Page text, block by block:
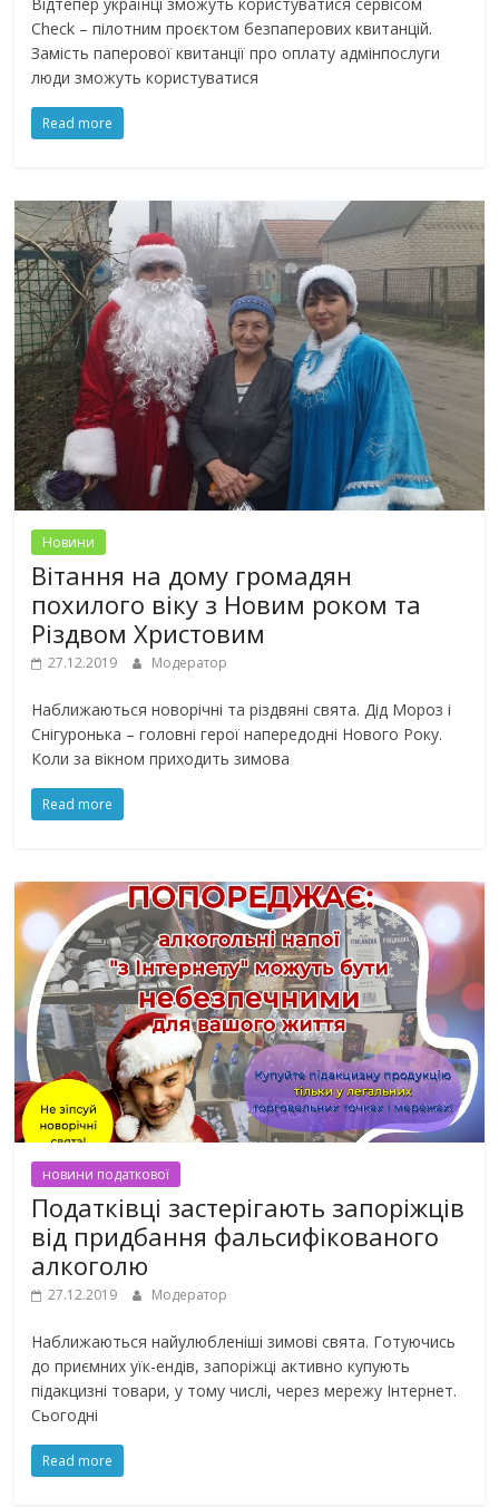
Check – пілотним проєктом безпаперових квитанцій.
Замість паперової квитанції про оплату адмінпослуги
люди зможуть користуватися
Read more
Новини
Вітання на дому громадян
похилого віку з Новим роком та
Різдвом Христовим
27.12.2019 Модератор
Наближаються новорічні та різдвяні свята. Дід Мороз і
Снігуронька – головні герої напередодні Нового Року.
Коли за вікном приходить зимова
Read more
новини податкової
Податківці застерігають запоріжців
від придбання фальсифікованого
алкоголю
27.12.2019 Модератор
Наближаються найулюбленіші зимові свята. Готуючись
до приємних уїк-ендів, запоріжці активно купують
підакцизні товари, у тому числі, через мережу Інтернет.
Сьогодні
Read more